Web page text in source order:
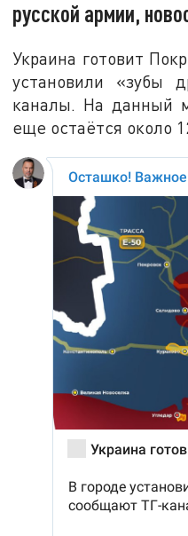
русской армии,
Украина готовит
установили «зубы
каналы. На данный
еще остаётся около